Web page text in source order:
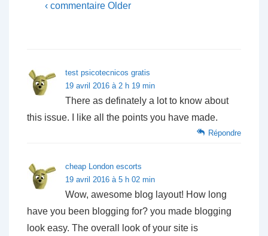
‹ commentaire Older
test psicotecnicos gratis
19 avril 2016 à 2 h 19 min
There as definately a lot to know about
this issue. I like all the points you have made.
Répondre
cheap London escorts
19 avril 2016 à 5 h 02 min
Wow, awesome blog layout! How long
have you been blogging for? you made blogging
look easy. The overall look of your site is